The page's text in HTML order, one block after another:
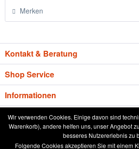
Merken
Kontakt & Beratung
Shop Service
Informationen
Newsletter
* Alle Preise inkl. gesetzl. Mehrwertsteuer zzgl.
Wir verwenden Cookies. Einige davon sind
Warenkorb), andere helfen uns, unser Angebot
besseres Nutzererlebnis zu
Folgende Cookies akzeptieren Sie mit einem